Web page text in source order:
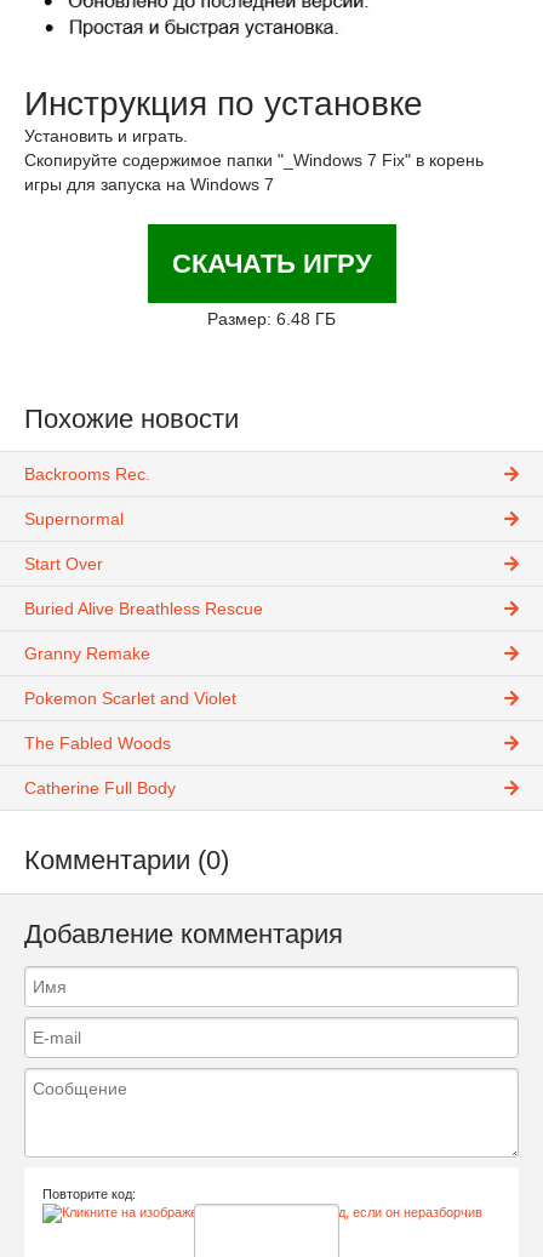
Инструкция по установке
Установить и играть.
Скопируйте содержимое папки "_Windows 7 Fix" в корень
игры для запуска на Windows 7
СКАЧАТЬ ИГРУ
Размер: 6.48 ГБ
Похожие новости
Backrooms Rec.
Supernormal
Start Over
Buried Alive Breathless Rescue
Granny Remake
Pokemon Scarlet and Violet
The Fabled Woods
Catherine Full Body
Комментарии (0)
Добавление комментария
Повторите код: